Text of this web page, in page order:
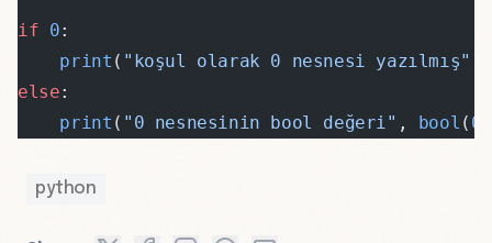
if 0:
    print
( "koşul olarak 0 nesnesi yazılmış"
else:
    print
( "0 nesnesinin bool değeri" , bool ( 0
python